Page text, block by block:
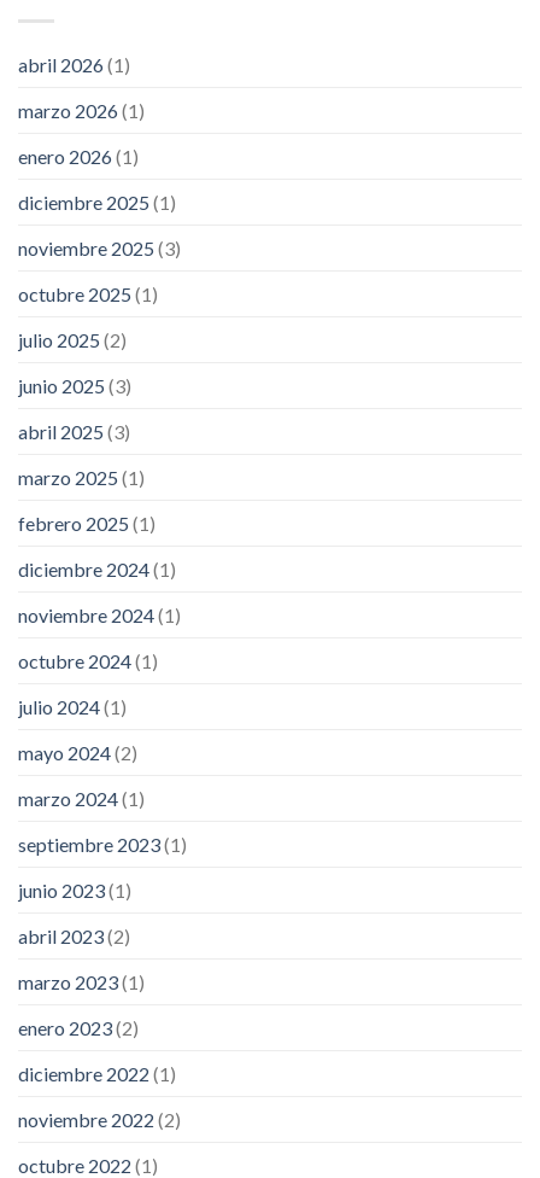
abril 2026(1)
marzo 2026(1)
enero 2026(1)
diciembre 2025 (1)
noviembre 2025 (3)
octubre 2025 (1)
julio 2025 (2)
junio 2025 (3)
abril 2025 (3)
marzo 2025 (1)
febrero 2025 (1)
diciembre 2024(1)
noviembre 2024(1)
octubre 2024(1)
julio 2024(1)
mayo 2024(2)
marzo 2024(1)
septiembre 2023(1)
junio 2023(1)
abril 2023(2)
marzo 2023(1)
enero 2023(2)
diciembre 2022 (1)
noviembre 2022 (2)
octubre 2022 (1)